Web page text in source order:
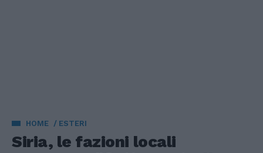
HOME ESTERI
Siria, le fazioni locali